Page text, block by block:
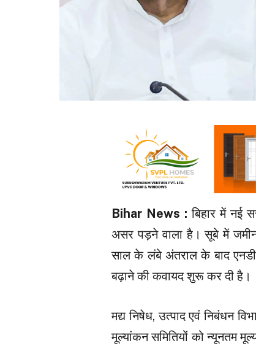
Bihar News :बिहार में नई
असर पड़ने वाला है। सूबे में
साल के लंबे अंतराल के बाद
बढ़ाने की कवायद शुरू कर दी है।
मद्य निषेध, उत्पाद एवं निबंधन
मूल्यांकन समितियों को न्यूनतम